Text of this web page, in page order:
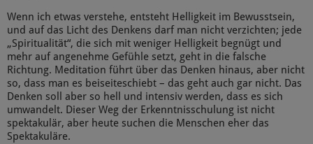
Wenn ich etwas verstehe, entsteht Helligkeit im Bewusstsein,
und auf das Licht des Denkens darf man nicht verzichten; jede
„Spiritualität“, die sich mit weniger Helligkeit begnügt und
mehr auf angenehme Gefühle setzt, geht in die falsche
Richtung. Meditation führt über das Denken hinaus, aber nicht
so, dass man es beiseiteschiebt – das geht auch gar nicht. Das
Denken soll aber so hell und intensiv werden, dass es sich
umwandelt. Dieser Weg der Erkenntnisschulung ist nicht
spektakulär, aber heute suchen die Menschen eher das
Spektakuläre.